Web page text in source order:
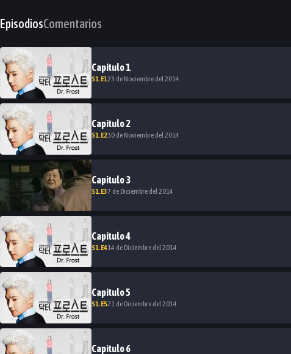
EpisodiosComentarios
Capitulo1
S1 .E123 de Noviembre del 2014
Capitulo2
S1 .E230 de Noviembre del 2014
Capitulo3
S1 .E37 de Diciembre del 2014
Capitulo4
S1 .E414 de Diciembre del 2014
Capitulo5
S1 .E521 de Diciembre del 2014
Capitulo6